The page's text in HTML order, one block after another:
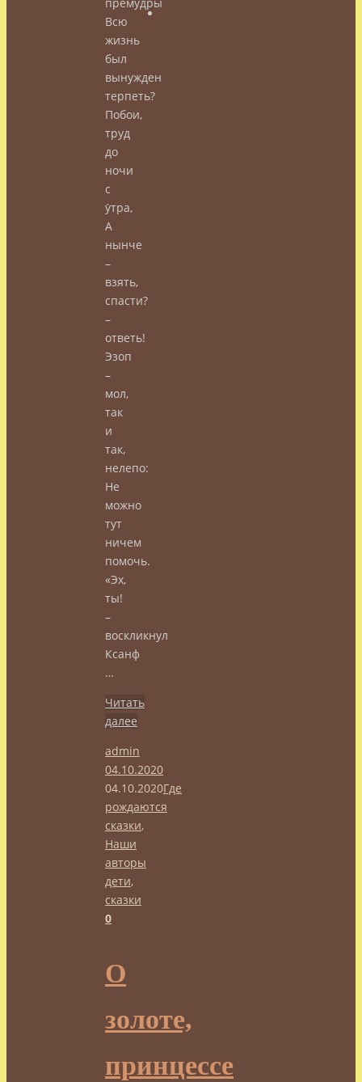
Всю
жизнь
был
вынужден
терпеть?
Побои,
труд
до
ночи
с
у́тра,
А
нынче
–
взять,
спасти?
–
ответь!
Эзоп
–
мол,
так
и
так,
нелепо:
Не
можно
тут
ничем
помочь.
«Эх,
ты!
–
воскликнул
Ксанф
…
Читать
далее
admin
04.10.2020
04.10.2020Где
рождаются
сказки,
Наши
авторы
дети,
сказки
0
О
золоте,
принцессе